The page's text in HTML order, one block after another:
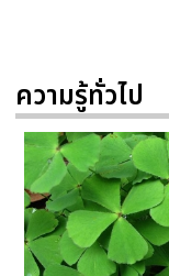
ความรู้ทั่วไป